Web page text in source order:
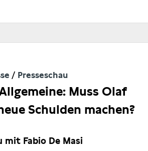
Presseschau
Muss Olaf
Schulden machen?
mit Fabio De Masi